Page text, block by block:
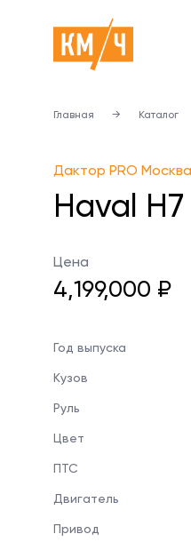
Главная → Каталог
Дактор PRO Москва
Haval H7
Цена
4,199,000 ₽
Год выпуска
Кузов
Руль
Цвет
ПТС
Двигатель
Привод